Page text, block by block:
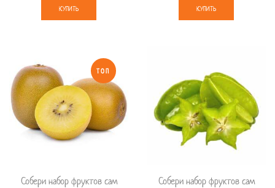
КУПИТЬ КУПИТЬ
ТОП
Собери набор фруктов сам Собери набор фруктов сам